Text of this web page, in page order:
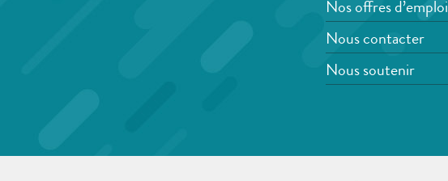
Nos offres d’emploi
Nous contacter
Nous soutenir